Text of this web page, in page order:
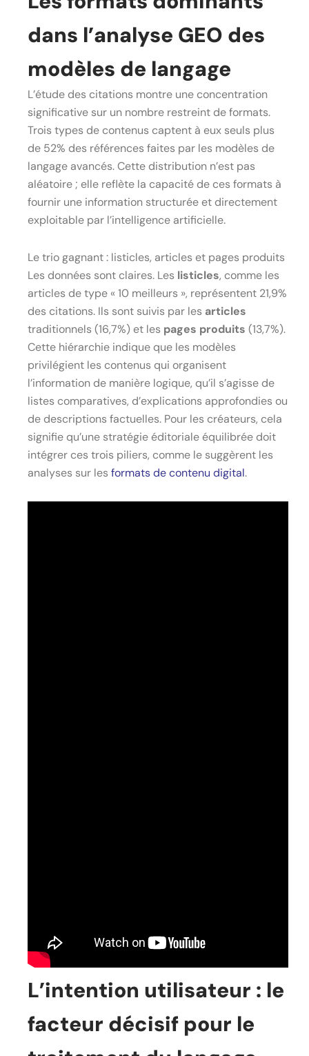
dans l’analyse GEO des
modèles de langage
L’étude des citations montre une concentration
significative sur un nombre restreint de formats.
Trois types de contenus captent à eux seuls plus
de 52% des références faites par les modèles de
langage avancés. Cette distribution n’est pas
aléatoire ; elle reflète la capacité de ces formats à
fournir une information structurée et directement
exploitable par l’intelligence artificielle.
Le trio gagnant : listicles, articles et pages produits
Les données sont claires. Les listicles, comme les
articles de type « 10 meilleurs », représentent 21,9%
des citations. Ils sont suivis par les articles
traditionnels (16,7%) et les pages produits (13,7%).
Cette hiérarchie indique que les modèles
privilégient les contenus qui organisent
l’information de manière logique, qu’il s’agisse de
listes comparatives, d’explications approfondies ou
de descriptions factuelles. Pour les créateurs, cela
signifie qu’une stratégie éditoriale équilibrée doit
intégrer ces trois piliers, comme le suggèrent les
analyses sur lesformats de contenu digital.
L’intention utilisateur : le
facteur décisif pour le